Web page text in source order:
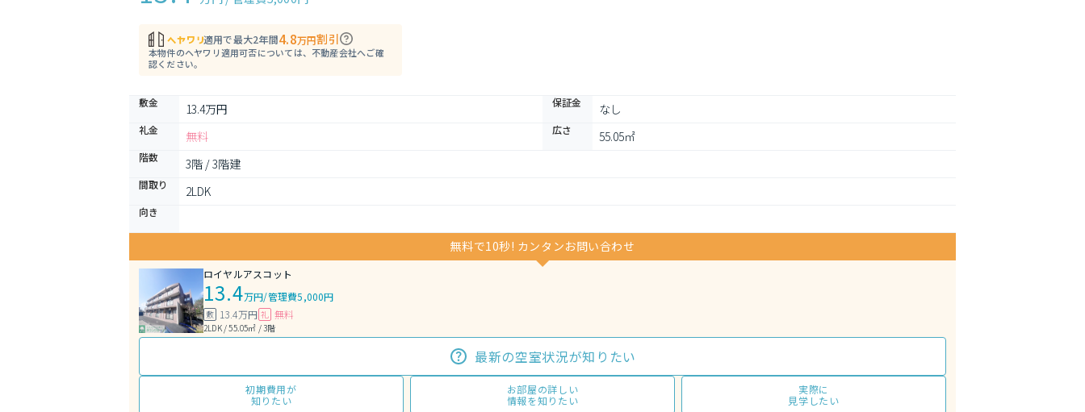
適用で最大2年間4.8万円割引
本物件のヘヤワリ適用可否については、不動産会社へご確
認ください。
敷金 13.4万円 保証金 なし
礼金 無料 広さ 55.05㎡
階数 3階 / 3階建
間取り 2LDK
向き
無料で10秒! カンタンお問い合わせ
ロイヤルアスコット
13.4万円/管理費5,000円
敷 13.4万円 礼 無料
2LDK / 55.05㎡ / 3階
最新の空室状況が知りたい
初期費用が
知りたい
お部屋の詳しい
情報を知りたい
実際に
見学したい